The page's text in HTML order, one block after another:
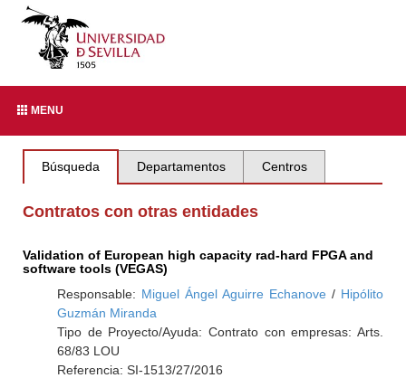
MENU
Búsqueda Departamentos Centros
Contratos con otras entidades
Validation of European high capacity rad-hard FPGA and
software tools (VEGAS)
Responsable: Miguel Ángel Aguirre Echanove / Hipólito
Guzmán Miranda
Tipo de Proyecto/Ayuda: Contrato con empresas: Arts.
68/83 LOU
Referencia: SI-1513/27/2016